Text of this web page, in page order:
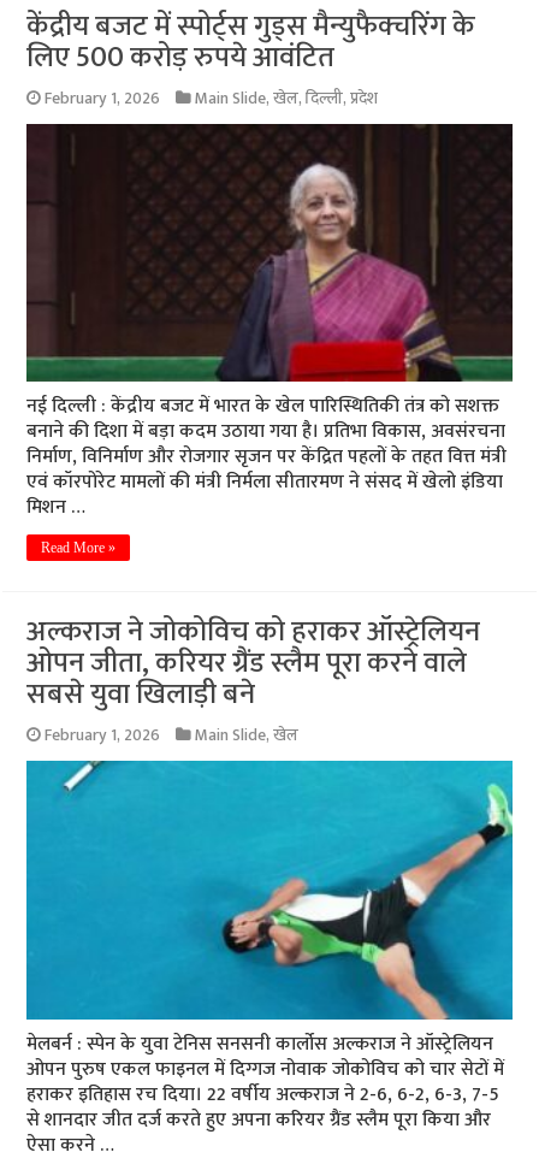
केंद्रीय बजट में स्पोर्ट्स गुड्स मैन्युफैक्चरिंग के
लिए 500 करोड़ रुपये आवंटित
February 1, 2026 Main Slide,खेल,दिल्ली,प्रदेश
नई दिल्ली : केंद्रीय बजट में भारत के खेल पारिस्थितिकी तंत्र को सशक्त
बनाने की दिशा में बड़ा कदम उठाया गया है। प्रतिभा विकास, अवसंरचना
निर्माण, विनिर्माण और रोजगार सृजन पर केंद्रित पहलों के तहत वित्त मंत्री
एवं कॉरपोरेट मामलों की मंत्री निर्मला सीतारमण ने संसद में खेलो इंडिया
मिशन …
Read More »
अल्कराज ने जोकोविच को हराकर ऑस्ट्रेलियन
ओपन जीता, करियर ग्रैंड स्लैम पूरा करने वाले
सबसे युवा खिलाड़ी बने
February 1, 2026 Main Slide,खेल
मेलबर्न : स्पेन के युवा टेनिस सनसनी कार्लोस अल्कराज ने ऑस्ट्रेलियन
ओपन पुरुष एकल फाइनल में दिग्गज नोवाक जोकोविच को चार सेटों में
हराकर इतिहास रच दिया। 22 वर्षीय अल्कराज ने 2-6, 6-2, 6-3, 7-5
से शानदार जीत दर्ज करते हुए अपना करियर ग्रैंड स्लैम पूरा किया और
ऐसा करने …